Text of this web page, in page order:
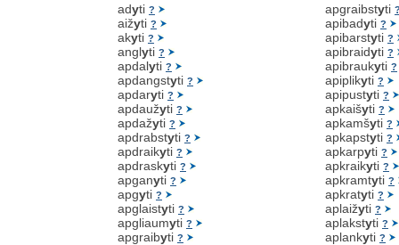
adyti ?
aižyti ?
akyti ?
anglyti ?
apdalyti ?
apdangstyti ?
apdaryti ?
apdaužyti ?
apdažyti ?
apdrabstyti ?
apdraikyti ?
apdraskyti ?
apganyti ?
apgyti ?
apglaistyti ?
apgliaumyti ?
apgraibyti ?
apgraibstyti
apibadyti ?
apibarstyti ?
apibraidyti ?
apibraukyti ?
apiplikyti ?
apipustyti ?
apkaišyti ?
apkamšyti ?
apkapstyti ?
apkarpyti ?
apkraikyti ?
apkramtyti ?
apkratyti ?
aplaižyti ?
aplakstyti ?
aplankyti ?